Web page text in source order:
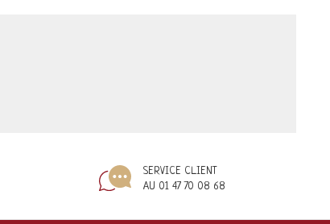
SERVICE CLIENT
AU 01 47 70 08 68